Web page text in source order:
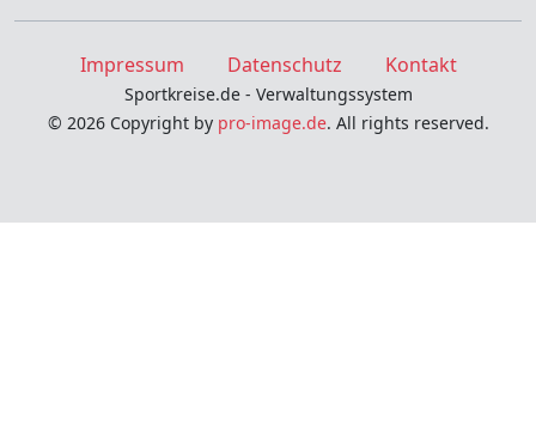
Impressum Datenschutz Kontakt
Sportkreise.de - Verwaltungssystem
© 2026 Copyright by pro-image.de. All rights reserved.